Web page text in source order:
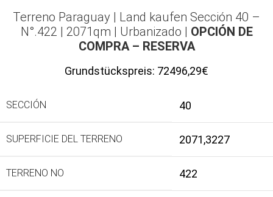
Terreno Paraguay | Land kaufen Sección 40 –
N°.422 | 2071qm | Urbanizado | OPCIÓN DE
COMPRA – RESERVA
Grundstückspreis: 72496,29€
SECCIÓN 40
SUPERFICIE DEL TERRENO 2071,3227
TERRENO NO 422